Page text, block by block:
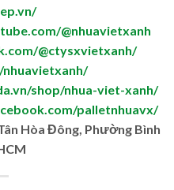
@nhuavietxanh
@ctysxvietxanh/
shop/nhua-viet-xanh/
palletnhuavx/
Hòa Đông, Phường Bình